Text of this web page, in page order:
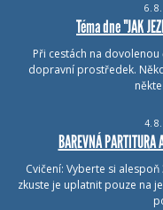
6. 8.
Téma dne "JAK
Při cestách na
dopravní prostředek.
4. 8.
BAREVNÁ PARTITURA
Cvičení: Vyberte si
zkuste je uplatnit pouze na